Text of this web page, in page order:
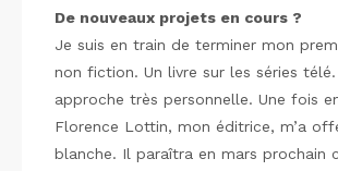
De nouveaux projets en cours ?
Je suis en train de terminer mon
non fiction. Un livre sur les séries
approche très personnelle. Une fois
Florence Lottin, mon éditrice, m’a
blanche. Il paraîtra en mars prochain